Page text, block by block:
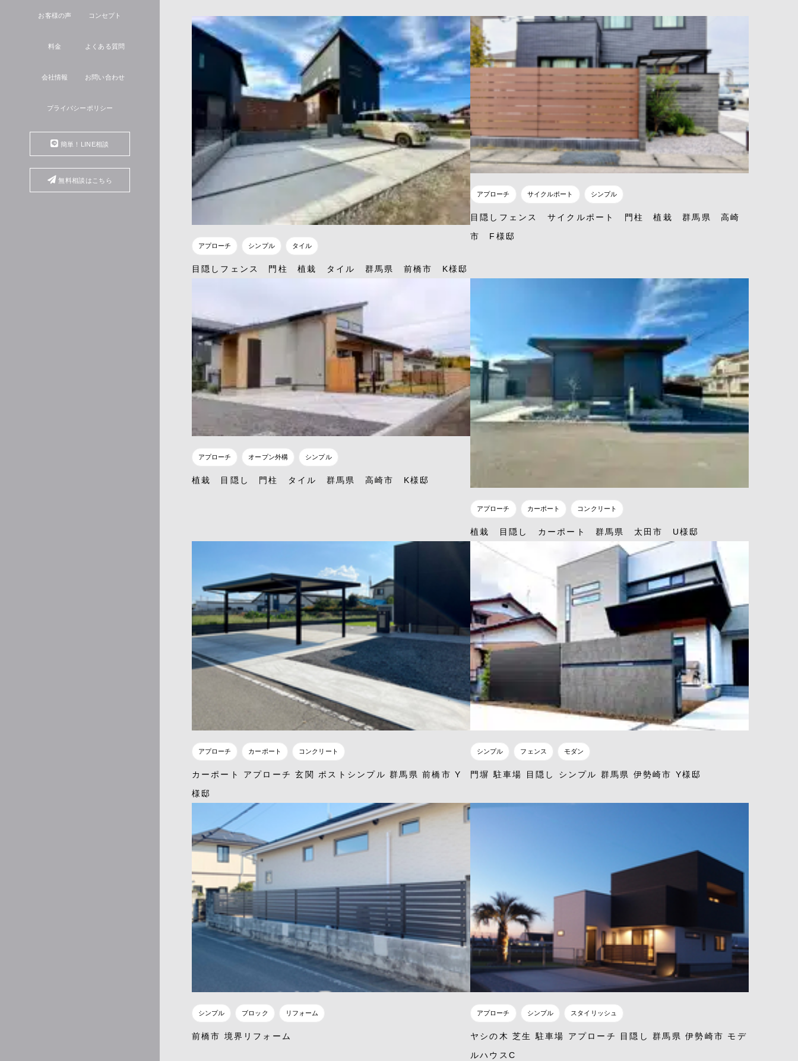
お客様の声 コンセプト
料金 よくある質問
会社情報 お問い合わせ
プライバシーポリシー
簡単！LINE相談
無料相談はこちら
アプローチ シンプル タイル
目隠しフェンス 門柱 植栽 タイル 群馬県 前橋市 K様邸
アプローチ サイクルポート シンプル
目隠しフェンス サイクルポート 門柱 植栽 群馬県 高崎
市 F様邸
アプローチ オープン外構 シンプル
植栽 目隠し 門柱 タイル 群馬県 高崎市 K様邸
アプローチ カーポート コンクリート
植栽 目隠し カーポート 群馬県 太田市 U様邸
アプローチ カーポート コンクリート
カーポート アプローチ 玄関 ポストシンプル 群馬県 前橋市 Y
様邸
シンプル フェンス モダン
門塀 駐車場 目隠し シンプル 群馬県 伊勢崎市 Y様邸
シンプル ブロック リフォーム
前橋市 境界リフォーム
アプローチ シンプル スタイリッシュ
ヤシの木 芝生 駐車場 アプローチ 目隠し 群馬県 伊勢崎市 モデ
ルハウスC